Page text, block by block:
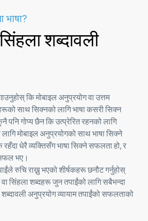
भाषा?
शब्दावली
कि मोबाइल अनुप्रयोग वा उत्तम
साथ सिक्नको लागि भाषा कसरी सिक्न
पनि गोप्य छैन कि उत्प्रेरित रहनको लागि
मोबाइल अनुप्रयोगको साथ भाषा सिक्ने
धेरै व्यक्तिसँग भाषा सिक्ने सफलता हो, र
भए।
रुचि राख्नु भएको शीर्षकहरू छनौट गर्नुहोस्
सिंहला शब्दहरू जुन तपाईंको लागि सबैभन्दा
अनुप्रयोग व्यायाम तपाईंको सफलताको